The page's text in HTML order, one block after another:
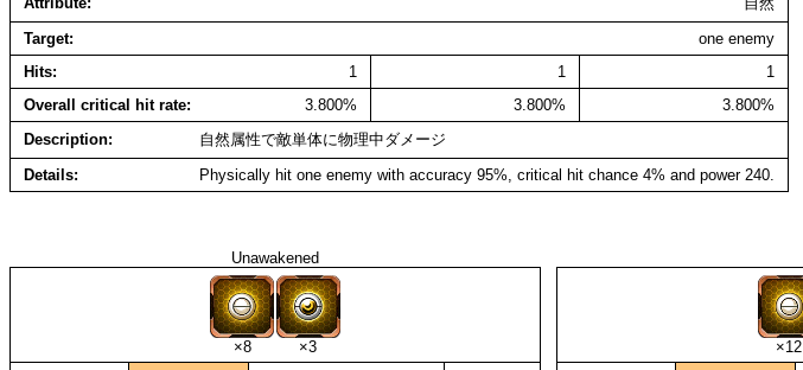
Target
one enemy
Hits
1 1
1
Overall critical hit rate
3.800% 3.800%
3.800%
Description
自然属性で敵単体に物理中ダメージ
Details
Physically hit one enemy with accuracy 95%, critical hit chance 4% and power 240.
Unawakened
×8
×3
×12